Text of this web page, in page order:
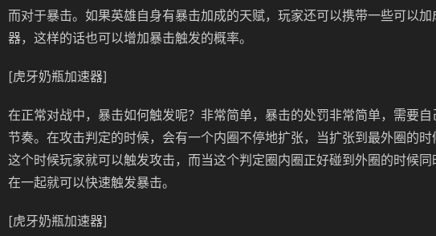
而对于暴击。如果英雄自身有暴击加成的天赋，玩家还可以携带一些可以
器，这样的话也可以增加暴击触发的概率。
[虎牙奶瓶加速器]
在正常对战中，暴击如何触发呢？非常简单，暴击的处罚非常简单，需要
节奏。在攻击判定的时候，会有一个内圈不停地扩张，当扩张到最外圈的时
这个时候玩家就可以触发攻击，而当这个判定圈内圈正好碰到外圈的时候
在一起就可以快速触发暴击。
[虎牙奶瓶加速器]